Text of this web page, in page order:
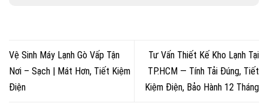
Vệ Sinh Máy Lạnh Gò Vấp Tận
Nơi – Sạch | Mát Hơn, Tiết Kiệm
Điện
Tư Vấn Thiết Kế Kho Lạnh Tại
TP.HCM — Tính Tải Đúng, Tiết
Kiệm Điện, Bảo Hành 12 Tháng